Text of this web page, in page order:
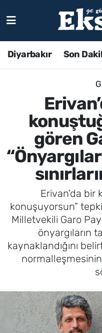
Diyarbakır Son
gören
Erivan’da bir
konuşuyorsun”
Milletvekili Garo
önyargıların
kaynaklandığını